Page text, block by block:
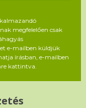
megfelelően csak
e-mailben küldjük
írásban, e-mailben
kattintva.